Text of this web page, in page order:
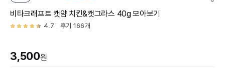
비타크래프트 캣얌 치킨&캣그라스 40g 모아보기
4.7 후기 166개
3,500원